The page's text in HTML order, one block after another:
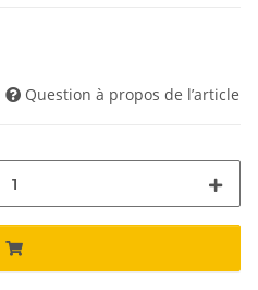
Question à propos de l’article